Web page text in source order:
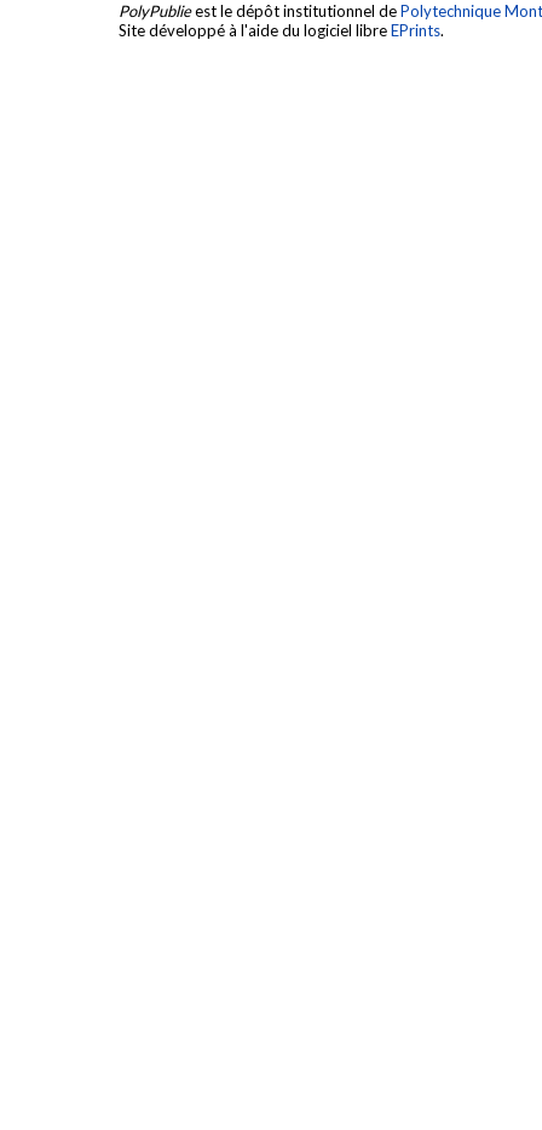
PolyPublieest le dépôt institutionnel dePolytechnique
Site développé à l'aide du logiciel libreEPrints.